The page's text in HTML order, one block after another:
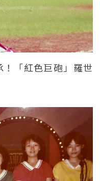
「紅色巨砲」羅世